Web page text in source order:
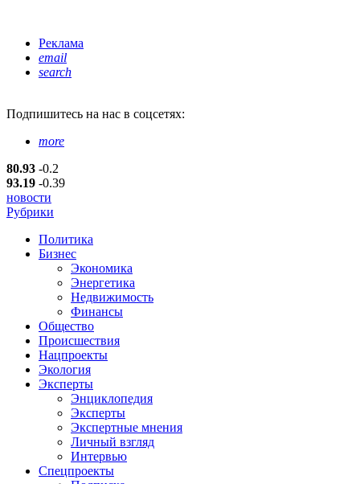
Реклама
email
search
Подпишитесь на нас в соцсетях:
more
80.93 -0.2
93.19 -0.39
новости
Рубрики
Политика
Бизнес
Экономика
Энергетика
Недвижимость
Финансы
Общество
Происшествия
Нацпроекты
Экология
Эксперты
Энциклопедия
Эксперты
Экспертные мнения
Личный взгляд
Интервью
Спецпроекты